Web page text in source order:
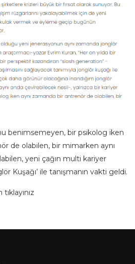
benimsemeyen, bir psikolog iken
de olabilen, bir mimarken aynı
yeni çağın multi kariyer
Kuşağı’ ile tanışmanın vakti geldi.
tıklayınız